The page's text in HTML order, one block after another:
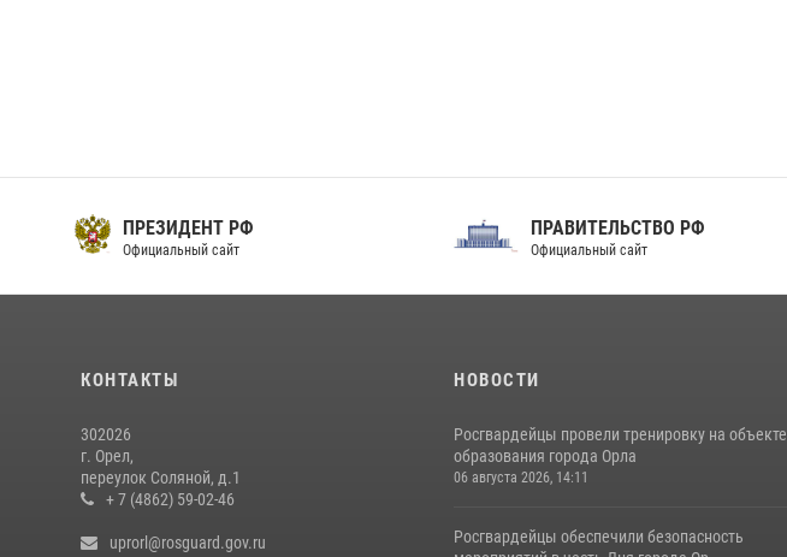
ПРЕЗИДЕНТ РФ
Официальный сайт
ПРАВИТЕЛЬСТВО РФ
Официальный сайт
КОНТАКТЫ
302026
г. Орел,
переулок Соляной, д.1
+ 7 (4862) 59-02-46
uprorl@rosguard.gov.ru
НОВОСТИ
Росгвардейцы провели тренировку на объекте
образования города Орла
06 августа 2026, 14:11
Росгвардейцы обеспечили безопасность